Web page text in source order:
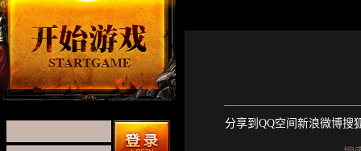
分享到 QQ空间 新浪微博搜